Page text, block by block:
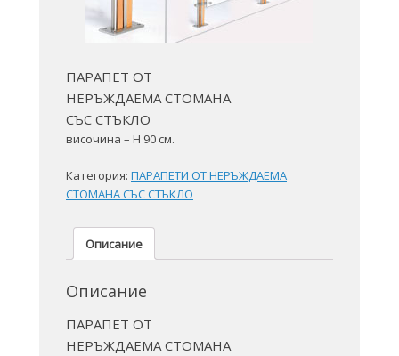
ПАРАПЕТ ОТ
НЕРЪЖДАЕМА СТОМАНА
СЪС СТЪКЛО
височина – H 90 см.
Категория: ПАРАПЕТИ ОТ НЕРЪЖДАЕМА
СТОМАНА СЪС СТЪКЛО
Описание
Описание
ПАРАПЕТ ОТ
НЕРЪЖДАЕМА СТОМАНА